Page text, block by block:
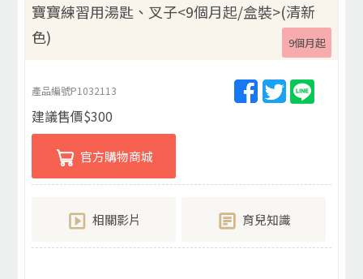
寶寶練習用湯匙、叉子<9個月起/盒裝>(清新
色)
9個月起
產品編號P1032113
建議售價$300
官方購物商城
相關影片 育兒知識